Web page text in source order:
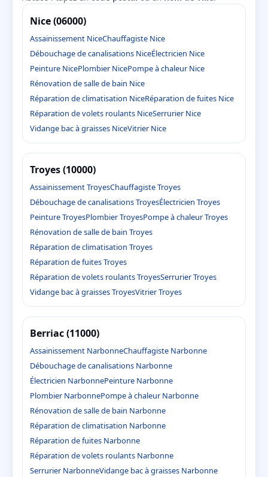
Nice (06000)
Assainissement NiceChauffagiste Nice
Débouchage de canalisations NiceÉlectricien Nice
Peinture NicePlombier NicePompe à chaleur Nice
Rénovation de salle de bain Nice
Réparation de climatisation NiceRéparation de fuites Nice
Réparation de volets roulants NiceSerrurier Nice
Vidange bac à graisses NiceVitrier Nice
Troyes (10000)
Assainissement TroyesChauffagiste Troyes
Débouchage de canalisations TroyesÉlectricien Troyes
Peinture TroyesPlombier TroyesPompe à chaleur Troyes
Rénovation de salle de bain Troyes
Réparation de climatisation Troyes
Réparation de fuites Troyes
Réparation de volets roulants TroyesSerrurier Troyes
Vidange bac à graisses TroyesVitrier Troyes
Berriac (11000)
Assainissement NarbonneChauffagiste Narbonne
Débouchage de canalisations Narbonne
Électricien NarbonnePeinture Narbonne
Plombier NarbonnePompe à chaleur Narbonne
Rénovation de salle de bain Narbonne
Réparation de climatisation Narbonne
Réparation de fuites Narbonne
Réparation de volets roulants Narbonne
Serrurier NarbonneVidange bac à graisses Narbonne